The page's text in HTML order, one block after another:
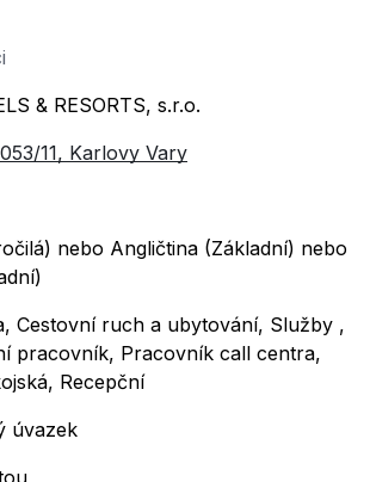
& RESORTS, s.r.o.
11, Karlovy Vary
nebo Angličtina (Základní) nebo
Cestovní ruch a ubytování, Služby ,
pracovník, Pracovník call centra,
Recepční
úvazek